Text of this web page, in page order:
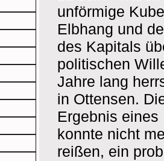
unförmige
Elbhang und
des Kapitals
politischen
Jahre lang
in Ottensen.
Ergebnis
konnte nicht
reißen, ein